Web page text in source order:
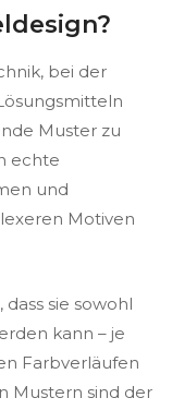
bei der
Muster zu
echte
und
Motiven
sie sowohl
kann – je
Farbverläufen
Mustern sind der